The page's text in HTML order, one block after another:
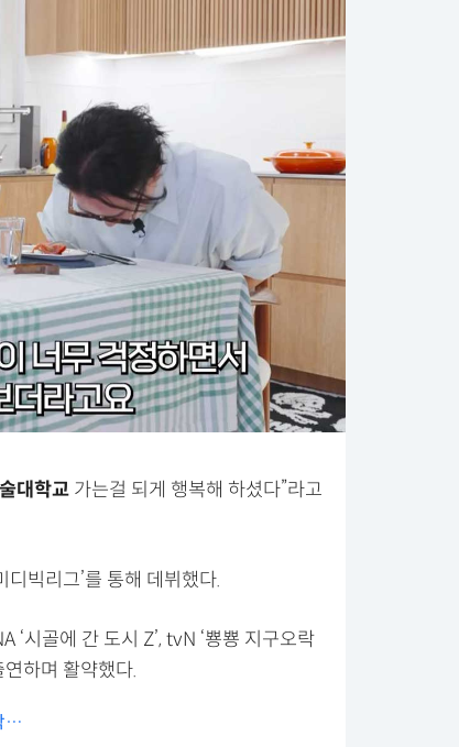
대학교 가는걸 되게 행복해 하셨다”라고
빅리그’를 통해 데뷔했다.
‘시골에 간 도시 Z’, tvN ‘뿅뿅 지구오락
연하며 활약했다.
…